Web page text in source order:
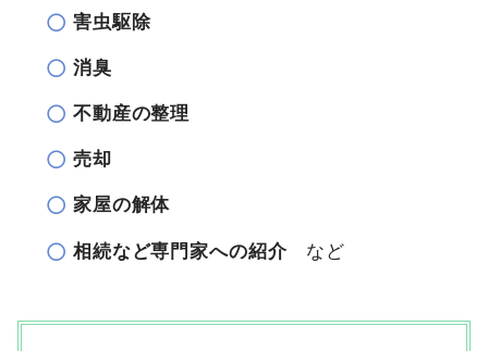
害虫駆除
消臭
不動産の整理
売却
家屋の解体
相続など専門家への紹介など